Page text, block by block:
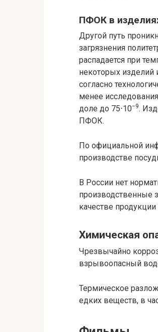
ПФОК в
Другой путь
загрязнения
распадается при
некоторых изделий
согласно
менее
доле до 75⋅10−9.
ПФОК.
По официальной
производстве
В России нет
производственные
качестве
Химическая
Чрезвычайно
взрывоопасный
Термическое
едких веществ, в